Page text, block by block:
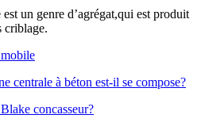
un genre d’agrégat,qui est produit
criblage.
centrale à béton est-il se compose?
concasseur?